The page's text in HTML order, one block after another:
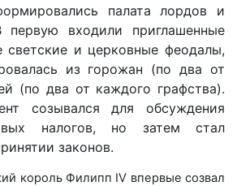
палата лордов и
входили приглашенные
светские и церковные феодалы,
из горожан (по два от
(по два от каждого графства).
созывался для обсуждения
налогов, но затем стал
законов.
король Филипп IV впервые созвал